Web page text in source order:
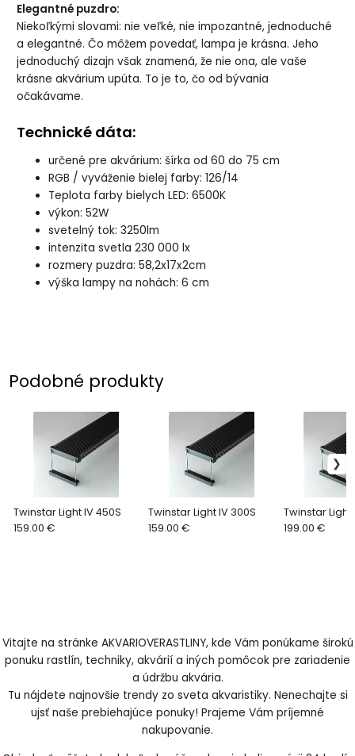
Elegantné puzdro:
Niekoľkými slovami: nie veľké, nie impozantné, jednoduché
a elegantné. Čo môžem povedať, lampa je krásna. Jeho
jednoduchý dizajn však znamená, že nie ona, ale vaše
krásne akvárium upúta. To je to, čo od bývania
očakávame.
Technické dáta:
určené pre akvárium: šírka od 60 do 75 cm
RGB / vyváženie bielej farby: 126/14
Teplota farby bielych LED: 6500K
výkon: 52W
svetelný tok: 3250lm
intenzita svetla 230 000 lx
rozmery puzdra: 58,2x17x2cm
výška lampy na nohách: 6 cm
Podobné produkty
Twinstar Light IV 450S
159.00 €
Twinstar Light IV 300S
159.00 €
Twinstar Light
199.00 €
Vitajte na stránke AKVARIOVERASTLINY, kde Vám ponúkame širokú
ponuku rastlín, techniky, akvárií a iných pomôcok pre zariadenie
a údržbu akvária.
Tu nájdete najnovšie trendy zo sveta akvaristiky. Nenechajte si
ujsť naše prebiehajúce ponuky! Prajeme Vám príjemné
nakupovanie.